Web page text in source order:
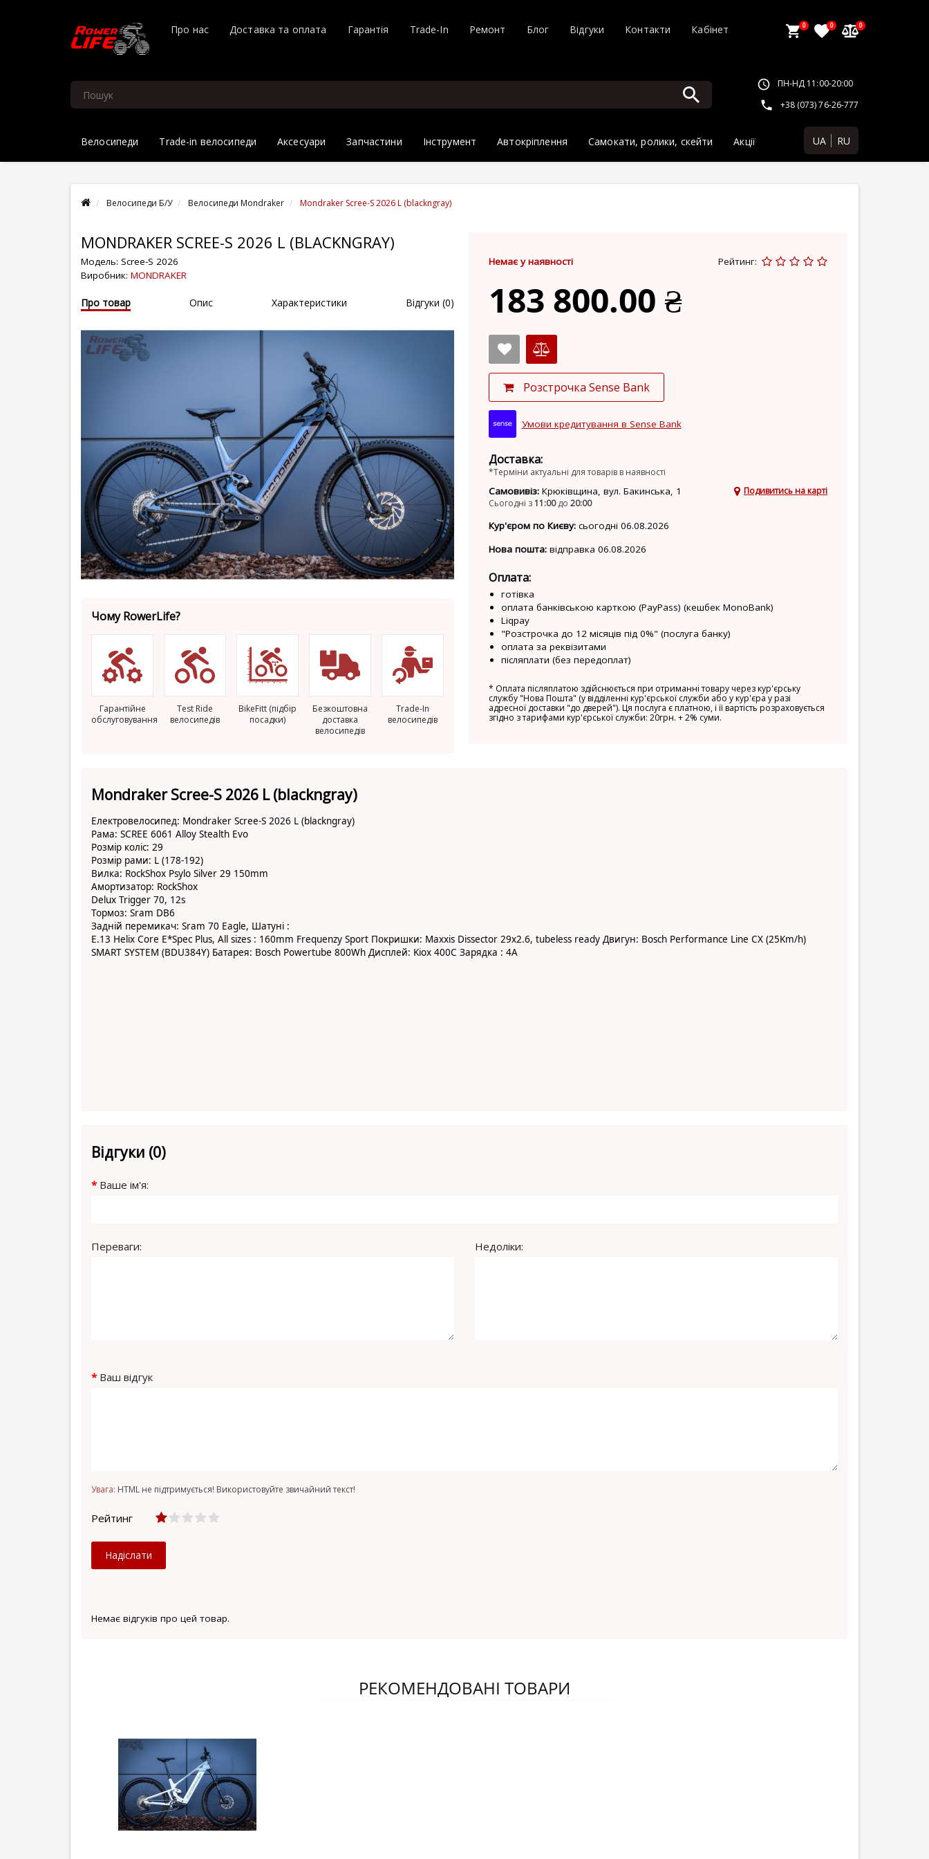
Про нас Доставка та оплата Гарантія Trade-In Ремонт Блог Відгуки Контакти Кабінет 0 0 0
ПН-НД 11:00-20:00
+38 (073) 76-26-777
Велосипеди Trade-in велосипеди Аксесуари Запчастини Інструмент Автокріплення Самокати, ролики, скейти Акції UA RU
Велосипеди Б/У Велосипеди Mondraker Mondraker Scree-S 2026 L (blackngray)
MONDRAKER SCREE-S 2026 L (BLACKNGRAY)
Модель: Scree-S 2026
Виробник: MONDRAKER
Про товар Опис Характеристики Відгуки (0)
Чому RowerLife?
Гарантійне
обслуговування
Test Ride
велосипедів
BikeFitt (підбір
посадки)
Безкоштовна
доставка
велосипедів
Trade-In
велосипедів
Немає у наявності Рейтинг:
183 800.00 ₴
Розстрочка Sense Bank
Умови кредитування в Sense Bank
Доставка:
*Терміни актуальні для товарів в наявності
Самовивіз: Крюківщина, вул. Бакинська, 1
Сьогодні з11:00до 20:00
Подивитись на карті
Кур'єром по Києву: сьогодні 06.08.2026
Нова пошта: відправка 06.08.2026
Оплата:
готівка
оплата банківською карткою (PayPass) (кешбек MonoBank)
Liqpay
"Розстрочка до 12 місяців під 0%" (послуга банку)
оплата за реквізитами
післяплати (без передоплат)
* Оплата післяплатою здійснюється при отриманні товару через кур'єрську
службу "Нова Пошта" (у відділенні кур'єрської служби або у кур'єра у разі
адресної доставки "до дверей"). Ця послуга є платною, і її вартість розраховується
згідно з тарифами кур'єрської служби: 20грн. + 2% суми.
Mondraker Scree-S 2026 L (blackngray)
Електровелосипед: Mondraker Scree-S 2026 L (blackngray)
Рама: SCREE 6061 Alloy Stealth Evo
Розмір коліс: 29
Розмір рами: L (178-192)
Вилка: RockShox Psylo Silver 29 150mm
Амортизатор: RockShox
Delux Trigger 70, 12s
Тормоз: Sram DB6
Задній перемикач: Sram 70 Eagle, Шатуні :
E.13 Helix Core E*Spec Plus, All sizes : 160mm Frequenzy Sport Покришки: Maxxis Dissector 29x2.6, tubeless ready Двигун: Bosch Performance Line CX (25Km/h)
SMART SYSTEM (BDU384Y) Батарея: Bosch Powertube 800Wh Дисплей: Kiox 400C Зарядка : 4A
Відгуки (0)
Немає відгуків про цей товар.
Ваше ім'я:
Переваги: Недоліки:
Ваш відгук
Увага: HTML не підтримується! Використовуйте звичайний текст!
Рейтинг
Надіслати
РЕКОМЕНДОВАНІ ТОВАРИ